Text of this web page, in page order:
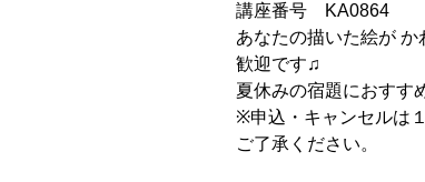
講座番号 KA0864
あなたの描いた絵が
歓迎です♫
夏休みの宿題におすす
※申込・キャンセルは
ご了承ください。